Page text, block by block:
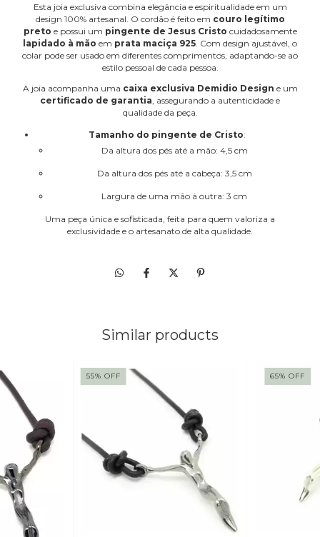
Esta joia exclusiva combina elegância e espiritualidade em um
design 100% artesanal. O cordão é feito em couro legítimo
preto e possui um pingente de Jesus Cristo cuidadosamente
lapidado à mão em prata maciça 925 . Com design ajustável, o
colar pode ser usado em diferentes comprimentos, adaptando-se ao
estilo pessoal de cada pessoa.
A joia acompanha uma caixa exclusiva Demidio Design e um
certificado de garantia , assegurando a autenticidade e
qualidade da peça.
Tamanho do pingente de Cristo:
Da altura dos pés até a mão: 4,5 cm
Da altura dos pés até a cabeça: 3,5 cm
Largura de uma mão à outra: 3 cm
Uma peça única e sofisticada, feita para quem valoriza a
exclusividade e o artesanato de alta qualidade.
Similar products
55% OFF 65%OFF